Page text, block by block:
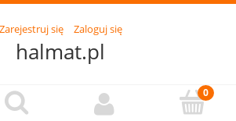
Zarejestruj się Zaloguj się
halmat.pl